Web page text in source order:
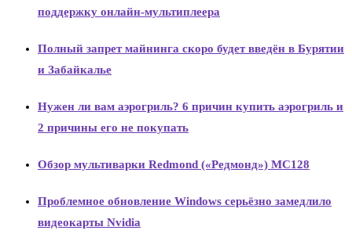
поддержку онлайн-мультиплеера
Полный запрет майнинга скоро будет введён в Бурятии
и Забайкалье
Нужен ли вам аэрогриль? 6 причин купить аэрогриль и
2 причины его не покупать
Обзор мультиварки Redmond («Редмонд») МС128
Проблемное обновление Windows серьёзно замедлило
видеокарты Nvidia